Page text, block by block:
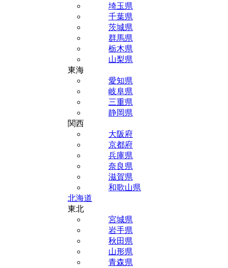
埼玉県
千葉県
茨城県
群馬県
栃木県
山梨県
東海
愛知県
岐阜県
三重県
静岡県
関西
大阪府
京都府
兵庫県
奈良県
滋賀県
和歌山県
北海道
東北
宮城県
岩手県
秋田県
山形県
青森県